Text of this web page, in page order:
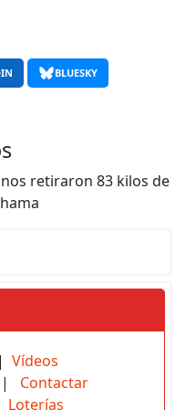
BLUESKY
retiraron 83 kilos de
Vídeos
| Contactar
Loterías